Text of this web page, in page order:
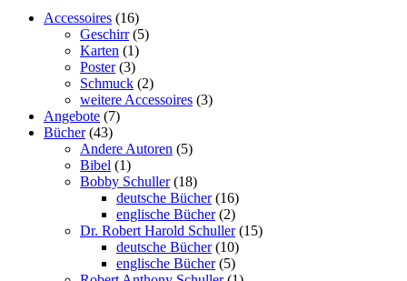
Accessoires (16)
Geschirr (5)
Karten (1)
Poster (3)
Schmuck (2)
weitere Accessoires (3)
Angebote (7)
Bücher (43)
Andere Autoren (5)
Bibel (1)
Bobby Schuller (18)
deutsche Bücher (16)
englische Bücher (2)
Dr. Robert Harold Schuller (15)
deutsche Bücher (10)
englische Bücher (5)